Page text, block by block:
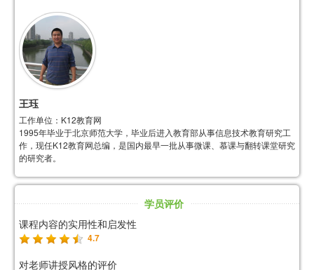
王珏
工作单位：K12教育网
1995年毕业于北京师范大学，毕业后进入教育部从事信息技术教育研究工
作，现任K12教育网总编，是国内最早一批从事微课、慕课与翻转课堂研究
的研究者。
学员评价
课程内容的实用性和启发性
4.7
对老师讲授风格的评价